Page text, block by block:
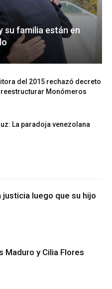
su familia están en
del 2015 rechazó decreto
reestructurar Monómeros
La paradoja venezolana
luego que su hijo
Maduro y Cilia Flores